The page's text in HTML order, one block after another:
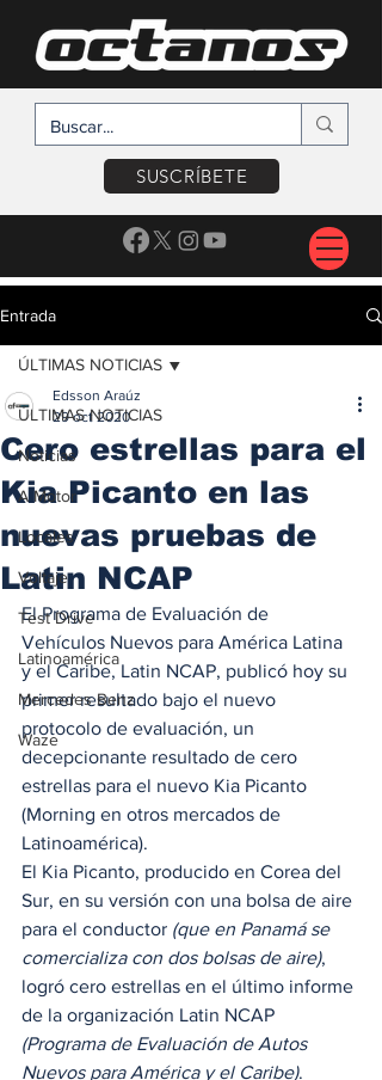
SUSCRÍBETE
Entrada
ÚLTIMAS NOTICIAS
Noticias
A Motor
Locales
Voltaje
Test Drive
Latinoamérica
Mercedes Benz
Waze
ÚLTIMAS NOTICIAS
Cero estrellas para el
Kia Picanto en las
nuevas pruebas de
Latin NCAP
Edsson Araúz
29 oct 2020
El Programa de Evaluación de
Vehículos Nuevos para América Latina
y el Caribe, Latin NCAP, publicó hoy su
primer resultado bajo el nuevo
protocolo de evaluación, un
decepcionante resultado de cero
estrellas para el nuevo Kia Picanto
(Morning en otros mercados de
Latinoamérica).
El Kia Picanto, producido en Corea del
Sur, en su versión con una bolsa de aire
para el conductor (que en Panamá se
comercializa con dos bolsas de aire),
logró cero estrellas en el último informe
de la organización Latin NCAP
(Programa de Evaluación de Autos
Nuevos para América y el Caribe).